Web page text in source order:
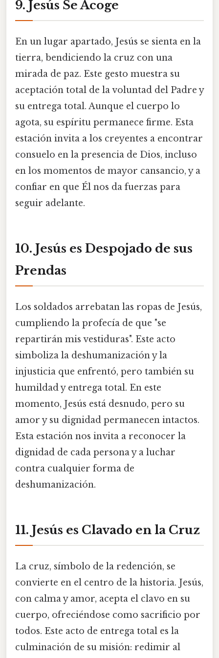
9. Jesús Se Acoge
En un lugar apartado, Jesús se sienta en la
tierra, bendiciendo la cruz con una
mirada de paz. Este gesto muestra su
aceptación total de la voluntad del Padre y
su entrega total. Aunque el cuerpo lo
agota, su espíritu permanece firme. Esta
estación invita a los creyentes a encontrar
consuelo en la presencia de Dios, incluso
en los momentos de mayor cansancio, y a
confiar en que Él nos da fuerzas para
seguir adelante.
10. Jesús es Despojado de sus
Prendas
Los soldados arrebatan las ropas de Jesús,
cumpliendo la profecía de que "se
repartirán mis vestiduras". Este acto
simboliza la deshumanización y la
injusticia que enfrentó, pero también su
humildad y entrega total. En este
momento, Jesús está desnudo, pero su
amor y su dignidad permanecen intactos.
Esta estación nos invita a reconocer la
dignidad de cada persona y a luchar
contra cualquier forma de
deshumanización.
11. Jesús es Clavado en la Cruz
La cruz, símbolo de la redención, se
convierte en el centro de la historia. Jesús,
con calma y amor, acepta el clavo en su
cuerpo, ofreciéndose como sacrificio por
todos. Este acto de entrega total es la
culminación de su misión: redimir al